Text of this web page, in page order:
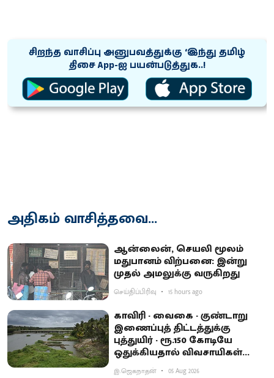
சிறந்த வாசிப்பு அனுபவத்துக்கு ‘இந்து தமிழ்
திசை App-ஐ பயன்படுத்துக..!
அதிகம் வாசித்தவை...
ஆன்லைன், செயலி மூலம்
மதுபானம் விற்பனை: இன்று
முதல் அமலுக்கு வருகிறது
செய்திப்பிரிவு 15 hours ago
காவிரி - வைகை - குண்டாறு
இணைப்புத் திட்டத்துக்கு
புத்துயிர் - ரூ.150 கோடியே
ஒதுக்கியதால் விவசாயிகள்
ஏமாற்றம்
இ.ஜெகநாதன் 05 Aug 2026